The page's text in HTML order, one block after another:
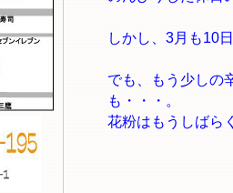
しかし、3月も10
でも、もう少しの
も・・・。
花粉はもうしばら